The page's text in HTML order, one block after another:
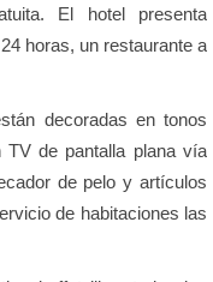
El hotel presenta
horas, un restaurante a
decoradas en tonos
de pantalla plana vía
de pelo y artículos
de habitaciones las